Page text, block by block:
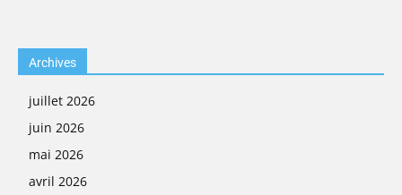
Archives
juillet 2026
juin 2026
mai 2026
avril 2026